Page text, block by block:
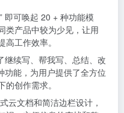
” 即可唤起 20 + 种功能模
类产品中较为少见，让用
工作效率。
继续写、帮我写、总结、改
功能，为用户提供了全方位
创作需求。
云文档和简洁边栏设计，